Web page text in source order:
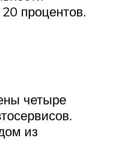
процентов.
четыре
из